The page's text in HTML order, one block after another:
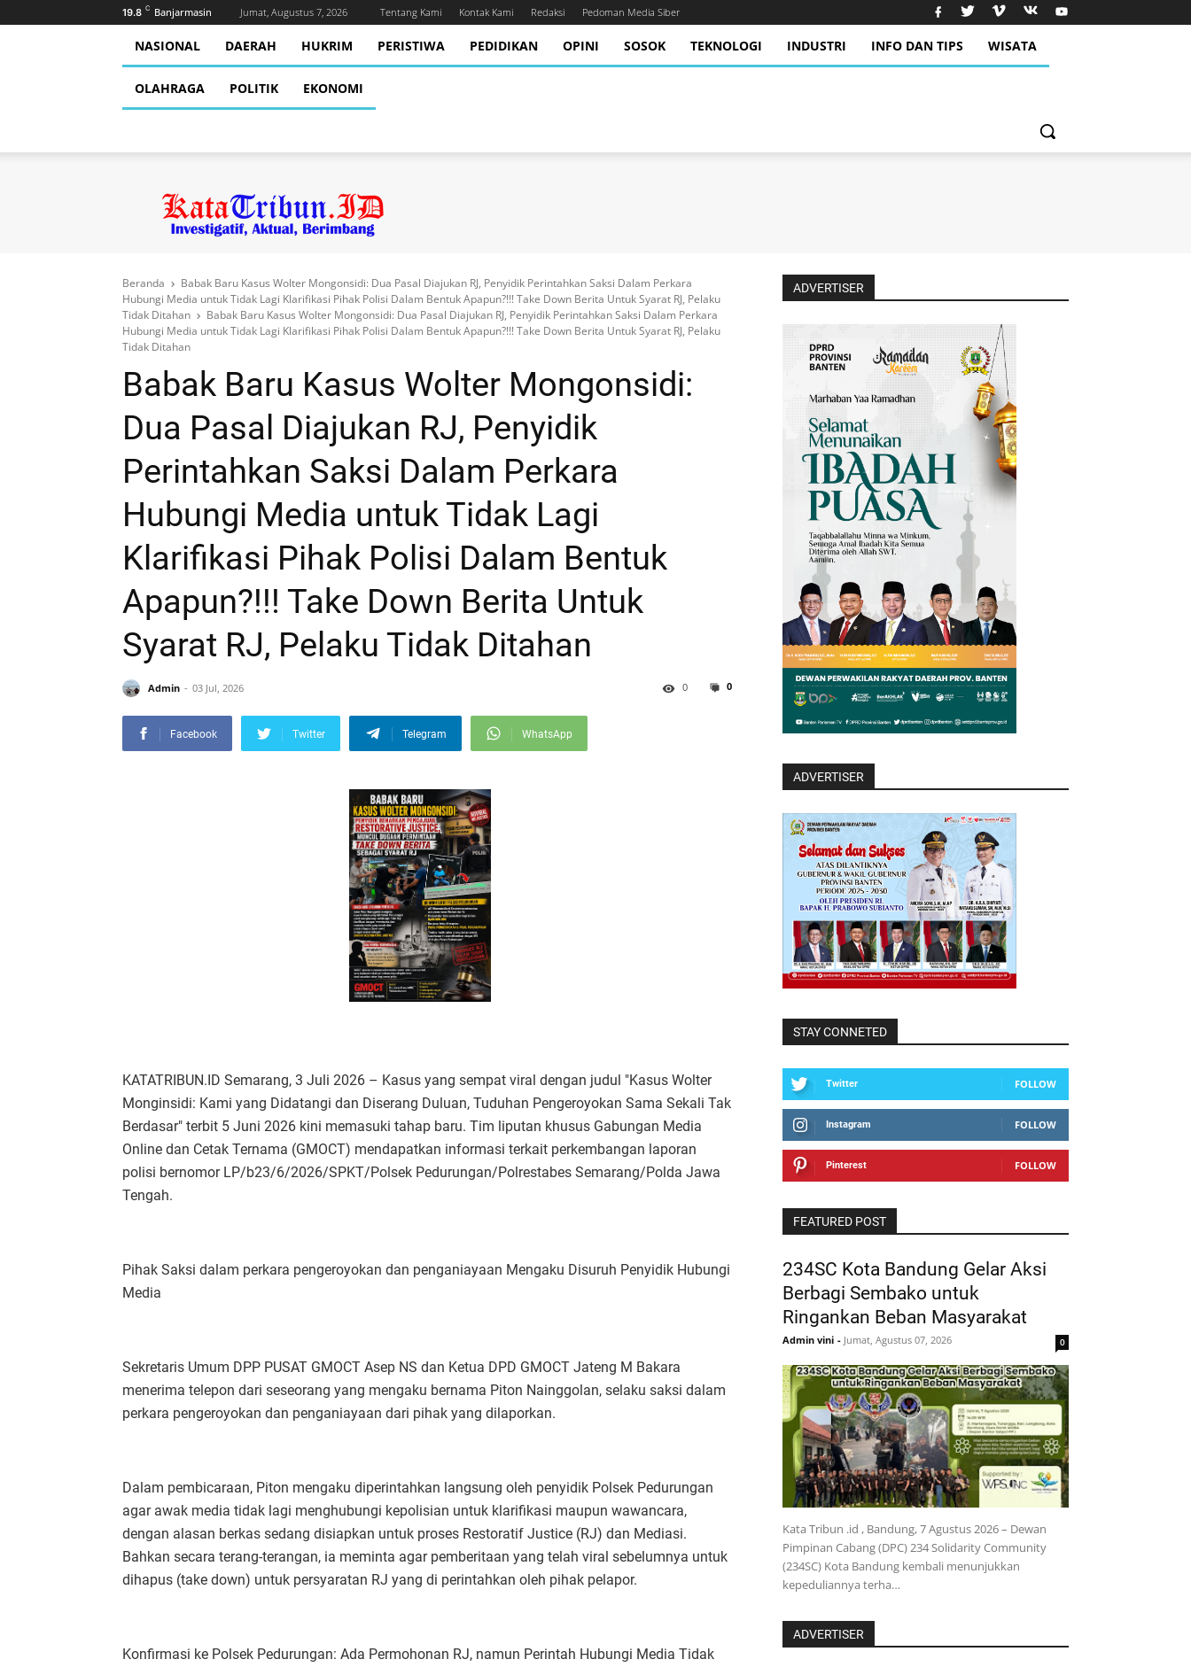
19.8 C Banjarmasin Jumat, Augustus 7, 2026 Tentang Kami Kontak Kami Redaksi Pedoman Media Siber
NASIONAL DAERAH HUKRIM PERISTIWA PEDIDIKAN OPINI SOSOK TEKNOLOGI INDUSTRI INFO DAN TIPS WISATA
OLAHRAGA POLITIK EKONOMI
Beranda
Babak Baru Kasus Wolter Mongonsidi: Dua Pasal Diajukan RJ, Penyidik Perintahkan Saksi Dalam Perkara
Hubungi Media untuk Tidak Lagi Klarifikasi Pihak Polisi Dalam Bentuk Apapun?!!! Take Down Berita Untuk Syarat RJ, Pelaku
Tidak Ditahan
Babak Baru Kasus Wolter Mongonsidi: Dua Pasal Diajukan RJ, Penyidik Perintahkan Saksi Dalam Perkara
Hubungi Media untuk Tidak Lagi Klarifikasi Pihak Polisi Dalam Bentuk Apapun?!!! Take Down Berita Untuk Syarat RJ, Pelaku
Tidak Ditahan
Babak Baru Kasus Wolter Mongonsidi:
Dua Pasal Diajukan RJ, Penyidik
Perintahkan Saksi Dalam Perkara
Hubungi Media untuk Tidak Lagi
Klarifikasi Pihak Polisi Dalam Bentuk
Apapun?!!! Take Down Berita Untuk
Syarat RJ, Pelaku Tidak Ditahan
Admin 03 Jul, 2026 0
0
Facebook Twitter Telegram WhatsApp
KATATRIBUN.ID Semarang, 3 Juli 2026 – Kasus yang sempat viral dengan judul "Kasus Wolter
Monginsidi: Kami yang Didatangi dan Diserang Duluan, Tuduhan Pengeroyokan Sama Sekali Tak
Berdasar" terbit 5 Juni 2026 kini memasuki tahap baru. Tim liputan khusus Gabungan Media
Online dan Cetak Ternama (GMOCT) mendapatkan informasi terkait perkembangan laporan
polisi bernomor LP/b23/6/2026/SPKT/Polsek Pedurungan/Polrestabes Semarang/Polda Jawa
Tengah.
Pihak Saksi dalam perkara pengeroyokan dan penganiayaan Mengaku Disuruh Penyidik Hubungi
Media
Sekretaris Umum DPP PUSAT GMOCT Asep NS dan Ketua DPD GMOCT Jateng M Bakara
menerima telepon dari seseorang yang mengaku bernama Piton Nainggolan, selaku saksi dalam
perkara pengeroyokan dan penganiayaan dari pihak yang dilaporkan.
Dalam pembicaraan, Piton mengaku diperintahkan langsung oleh penyidik Polsek Pedurungan
agar awak media tidak lagi menghubungi kepolisian untuk klarifikasi maupun wawancara,
dengan alasan berkas sedang disiapkan untuk proses Restoratif Justice (RJ) dan Mediasi.
Bahkan secara terang-terangan, ia meminta agar pemberitaan yang telah viral sebelumnya untuk
dihapus (take down) untuk persyaratan RJ yang di perintahkan oleh pihak pelapor.
Konfirmasi ke Polsek Pedurungan: Ada Permohonan RJ, namun Perintah Hubungi Media Tidak
ADVERTISER
ADVERTISER
STAY CONNETED
Twitter FOLLOW
Instagram FOLLOW
Pinterest FOLLOW
FEATURED POST
234SC Kota Bandung Gelar Aksi
Berbagi Sembako untuk
Ringankan Beban Masyarakat
Admin vini - Jumat, Agustus 07, 2026 0
Kata Tribun .id , Bandung, 7 Agustus 2026 – Dewan
Pimpinan Cabang (DPC) 234 Solidarity Community
(234SC) Kota Bandung kembali menunjukkan
kepeduliannya terha…
ADVERTISER